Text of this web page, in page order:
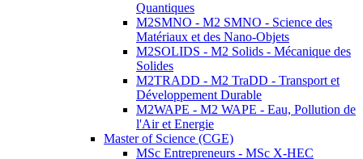
Quantiques
M2SMNO - M2 SMNO - Science des
Matériaux et des Nano-Objets
M2SOLIDS - M2 Solids - Mécanique des
Solides
M2TRADD - M2 TraDD - Transport et
Développement Durable
M2WAPE - M2 WAPE - Eau, Pollution de
l'Air et Energie
Master of Science (CGE)
MSc Entrepreneurs - MSc X-HEC